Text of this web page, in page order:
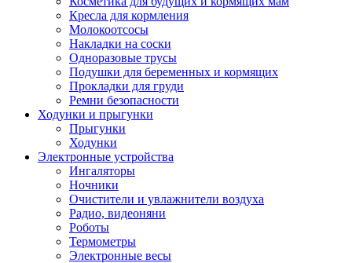
Кресла для кормления
Молокоотсосы
Накладки на соски
Одноразовые трусы
Подушки для беременных и кормящих
Прокладки для груди
Ремни безопасности
Ходунки и прыгунки
Прыгунки
Ходунки
Электронные устройства
Ингаляторы
Ночники
Очистители и увлажнители воздуха
Радио, видеоняни
Роботы
Термометры
Электронные весы